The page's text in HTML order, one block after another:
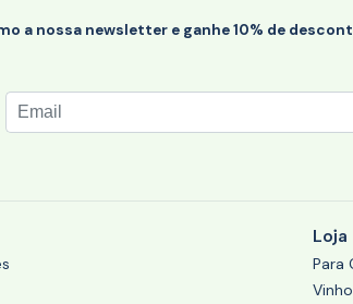
a nossa newsletter e ganhe 10% de
Loja
Para